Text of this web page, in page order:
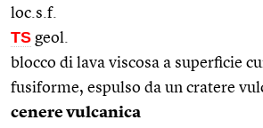
loc.s.f.
TS geol.
blocco di lava viscosa a superficie
fusiforme, espulso da un cratere
cenere vulcanica